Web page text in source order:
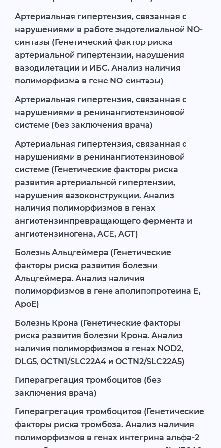
Артериальная гипертензия, связанная с
нарушениями в работе эндотелиальной NO-
синтазы (Генетический фактор риска
артериальной гипертензии, нарушения
вазодилетации и ИБС. Анализ наличия
полиморфизма в гене NO-синтазы)
Артериальная гипертензия, связанная с
нарушениями в ренинангиотензиновой
системе (без заключения врача)
Артериальная гипертензия, связанная с
нарушениями в ренинангиотензиновой
системе (Генетические факторы риска
развития артериальной гипертензии,
нарушения вазоконструкции. Анализ
наличия полиморфизмов в генах
ангиотензинпревращающего фермента и
ангиотензиногена, ACE, AGT)
Болезнь Альцгеймера (Генетические
факторы риска развития болезни
Альцгеймера. Анализ наличия
полиморфизмов в гене аполипопротеина Е,
ApoE)
Болезнь Крона (Генетические факторы
риска развития болезни Крона. Анализ
наличия полиморфизмов в генах NOD2,
DLG5, OCTN1/SLC22A4 и OCTN2/SLC22A5)
Гиперагрегация тромбоцитов (без
заключения врача)
Гиперагрегация тромбоцитов (Генетические
факторы риска тромбоза. Анализ наличия
полиморфизмов в генах интегрина альфа-2